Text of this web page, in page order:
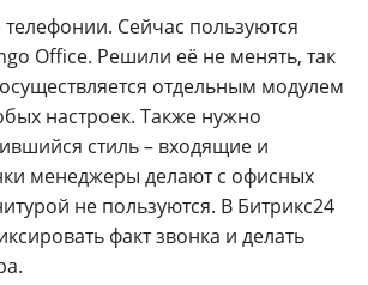
Сейчас пользуются
Office. Решили её не менять, так
отдельным модулем
настроек. Также нужно
стиль – входящие и
менеджеры делают с офисных
не пользуются. В Битрикс24
факт звонка и делать